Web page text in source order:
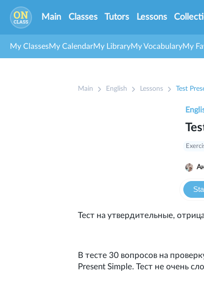
Main Classes Tutors Lessons
My ClassesMy CalendarMy LibraryMy VocabularyMy
Main English Lessons Test
Тест на утвердительные,
В тесте 30 вопросов на
Present Simple. Тест не очень